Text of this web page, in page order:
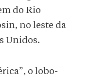
do Rio
no leste da
Unidos.
o lobo-